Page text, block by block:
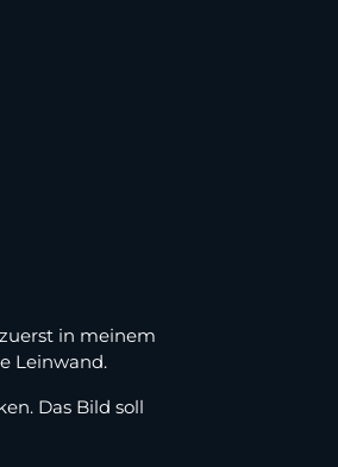
in meinem
Leinwand.
Das Bild soll